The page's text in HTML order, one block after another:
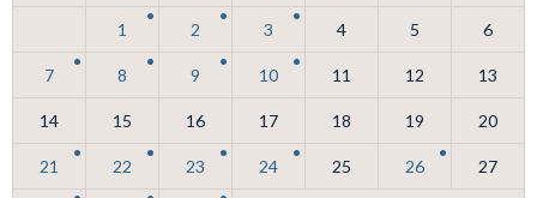
1 2 3 4 5 6
7 8 9 10 11 12 13
14 15 16 17 18 19 20
21 22 23 24 25 26 27